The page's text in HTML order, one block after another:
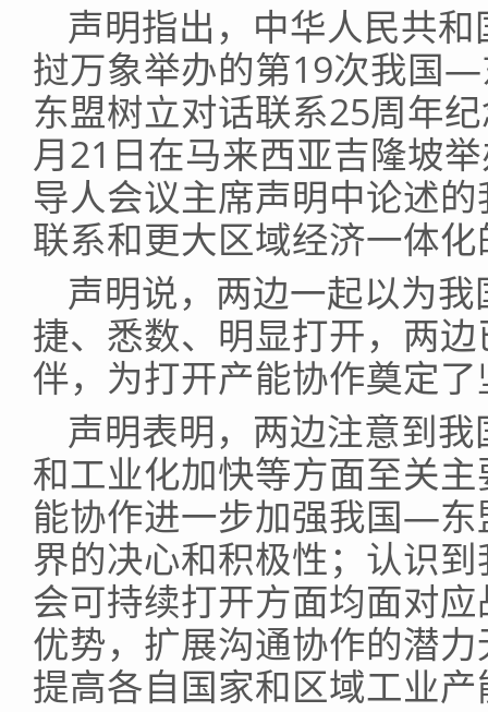
声明指出，中华人民共
挝万象举办的第19次我国
东盟树立对话联系25周年
月21日在马来西亚吉隆坡
导人会议主席声明中论述
联系和更大区域经济一体
声明说，两边一起以为
捷、悉数、明显打开，两
伴，为打开产能协作奠定
声明表明，两边注意到
和工业化加快等方面至关
能协作进一步加强我国—
界的决心和积极性；认识
会可持续打开方面均面对
优势，扩展沟通协作的潜
提高各自国家和区域工业